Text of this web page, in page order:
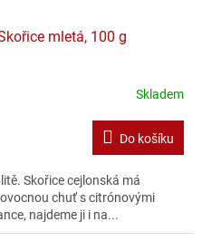
mletá, 100 g
Skladem
Do košíku
Skořice cejlonská má
chuť s citrónovými
najdeme ji i na...